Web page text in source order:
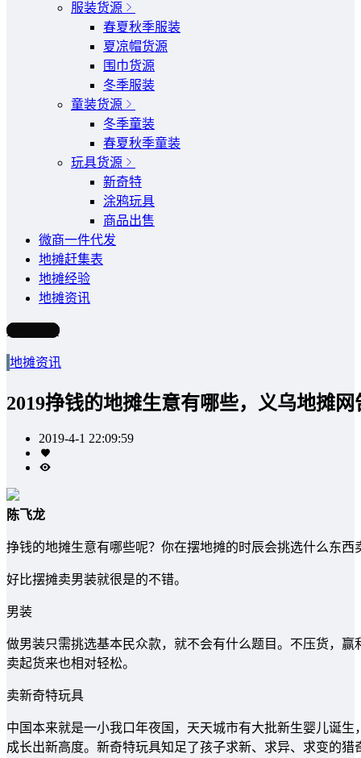
服装货源
春夏秋季服装
夏凉帽货源
围巾货源
冬季服装
童装货源
冬季童装
春夏秋季童装
玩具货源
新奇特
涂鸦玩具
商品出售
微商一件代发
地摊赶集表
地摊经验
地摊资讯
写文章
地摊资讯
2019挣钱的地摊生意有哪些，义乌地摊网
2019-4-1 22:09:59
陈飞龙
挣钱的地摊生意有哪些呢？你在摆地摊的时辰会挑选什么东
好比摆摊卖男装就很是的不错。
男装
做男装只需挑选基本民众款，就不会有什么题目。不压货，
卖起货来也相对轻松。
卖新奇特玩具
中国本来就是一小我口年夜国，天天城市有大批新生婴儿诞
成长出新高度。新奇特玩具知足了孩子求新、求异、求变的